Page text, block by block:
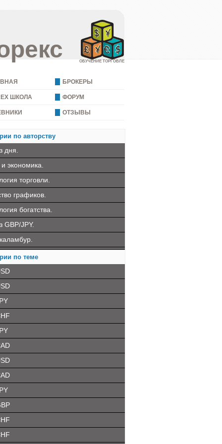
ОБУЧЕНИЕ ТОРГОВЛЕ
БРОКЕРЫ
ШКОЛА ФОРУМ
ОТЗЫВЫ
по авторству
дня.
экономика.
торговли.
графиков.
богатства.
GBP/JPY.
по теме